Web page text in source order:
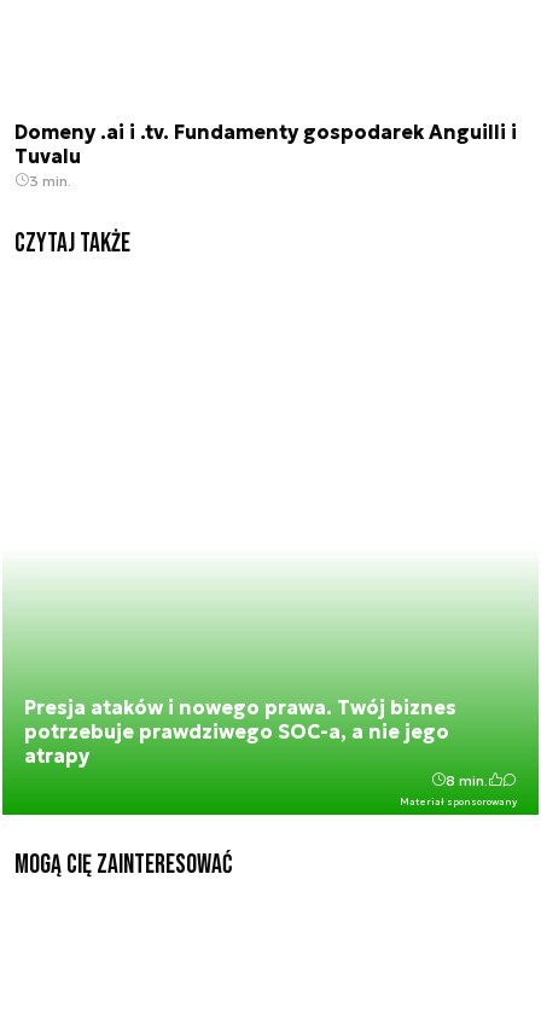
Domeny .ai i .tv. Fundamenty gospodarek Anguilli i
Tuvalu
3 min.
Czytaj także
Presja ataków i nowego prawa. Twój biznes
potrzebuje prawdziwego SOC-a, a nie jego
atrapy
Materiał sponsorowany
8 min.
Mogą Cię zainteresować